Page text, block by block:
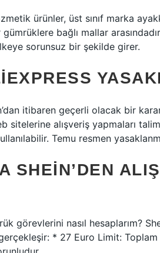
ürünler, üst sınıf marka
bağlı mallar
sorunsuz bir şekilde girer.
itibaren geçerli olacak bir
sitelerine alışveriş yapmaları
Temu resmen
SHEIN’DEN
görevlerini nasıl hesaplarım?
* 27 Euro Limit: